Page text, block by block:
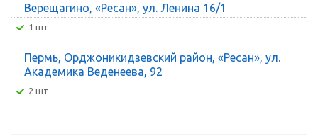
Верещагино, «Ресан», ул. Ленина 16/1
1 шт.
Пермь, Орджоникидзевский район, «Ресан», ул.
Академика Веденеева, 92
2 шт.